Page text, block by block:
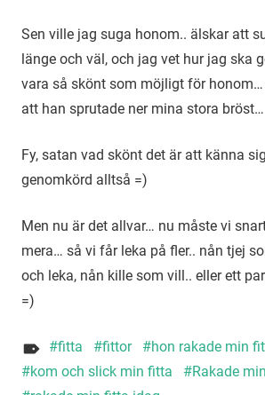
Sen ville jag suga honom.. älskar att
länge och väl, och jag vet hur jag ska
vara så skönt som möjligt för honom…
att han sprutade ner mina stora bröst…
Fy, satan vad skönt det är att känna
genomkörd alltså =)
Men nu är det allvar… nu måste vi
mera… så vi får leka på fler.. nån tjej
och leka, nån kille som vill.. eller ett
=)
fitta fittor
hon rakade min
kom och slick min fitta
Rakade